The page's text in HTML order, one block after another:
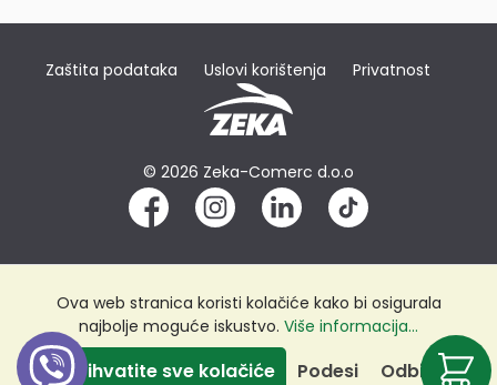
Zaštita podataka Uslovi korištenja Privatnost
© 2026 Zeka-Comerc d.o.o
Ova web stranica koristi kolačiće kako bi osigurala
najbolje moguće iskustvo. Više informacija...
Odbij
Podesi
Prihvatite sve kolačiće